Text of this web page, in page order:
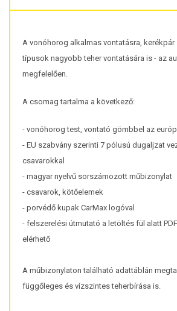
A vonóhorog alkalmas vontatásra,
típusok nagyobb teher vontatására is - az
megfelelően.
A csomag tartalma a következő:
- vonóhorog test, vontató gömbbel az
- EU szabvány szerinti 7 pólusú dugaljzat
csavarokkal
- magyar nyelvű sorszámozott műbizonylat
- csavarok, kötőelemek
- porvédő kupak CarMax logóval
- felszerelési útmutató a letöltés fül alatt
elérhető
A műbizonylaton található adattáblán
függőleges és vízszintes teherbírása is.